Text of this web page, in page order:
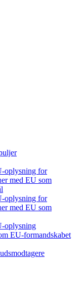
oplysning for
med EU som
oplysning for
med EU som
oplysning
EU-formandskabet